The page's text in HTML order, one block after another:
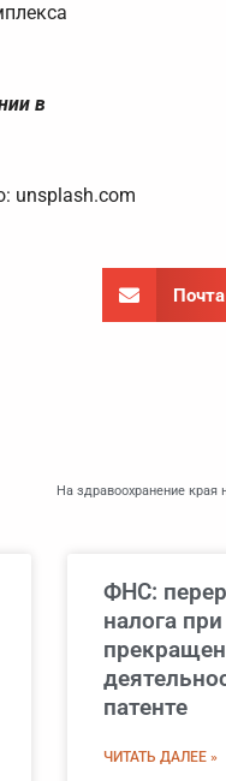
в
unsplash.com
Почта
На здравоохранение края
ФНС:
налога при
патенте
ЧИТАТЬ ДАЛЕЕ »